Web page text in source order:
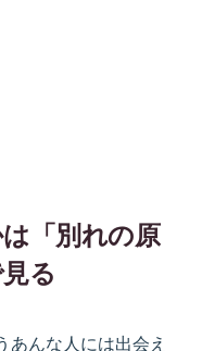
「別れの原
る
あんな人には出会え